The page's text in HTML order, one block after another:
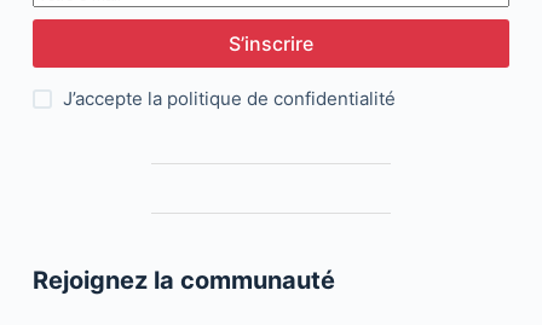
S’inscrire
J’accepte la politique de confidentialité
Rejoignez la communauté